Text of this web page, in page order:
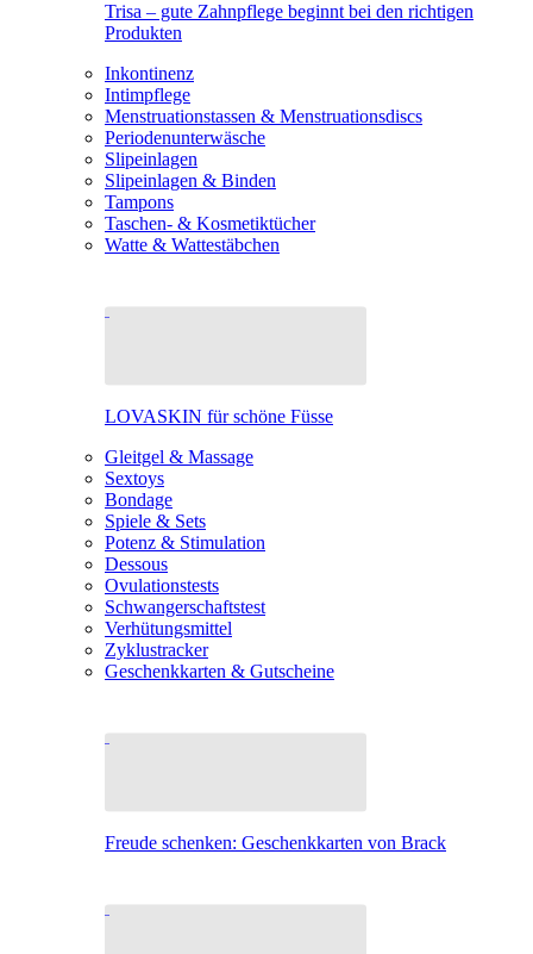
Trisa – gute Zahnpflege beginnt bei den richtigen
Produkten
Inkontinenz
Intimpflege
Menstruationstassen & Menstruationsdiscs
Periodenunterwäsche
Slipeinlagen
Slipeinlagen & Binden
Tampons
Taschen- & Kosmetiktücher
Watte & Wattestäbchen
LOVASKIN für schöne Füsse
Gleitgel & Massage
Sextoys
Bondage
Spiele & Sets
Potenz & Stimulation
Dessous
Ovulationstests
Schwangerschaftstest
Verhütungsmittel
Zyklustracker
Geschenkkarten & Gutscheine
Freude schenken: Geschenkkarten von Brack